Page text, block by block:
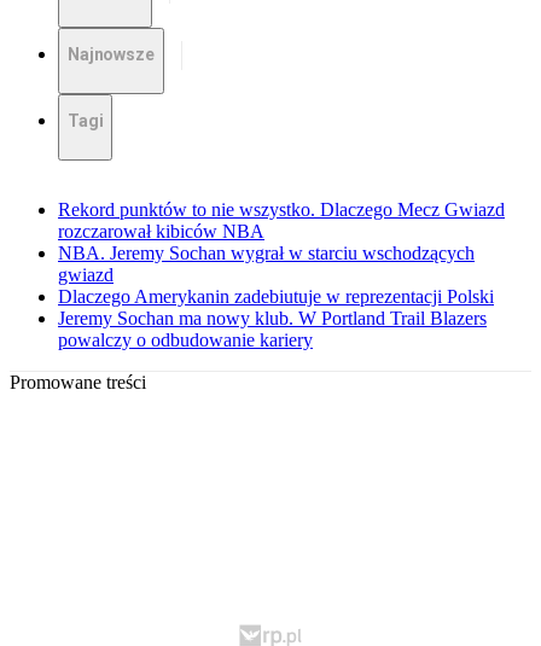
Najnowsze
Tagi
Rekord punktów to nie wszystko. Dlaczego Mecz Gwiazd
rozczarował kibiców NBA
NBA. Jeremy Sochan wygrał w starciu wschodzących
gwiazd
Dlaczego Amerykanin zadebiutuje w reprezentacji Polski
Jeremy Sochan ma nowy klub. W Portland Trail Blazers
powalczy o odbudowanie kariery
Promowane treści